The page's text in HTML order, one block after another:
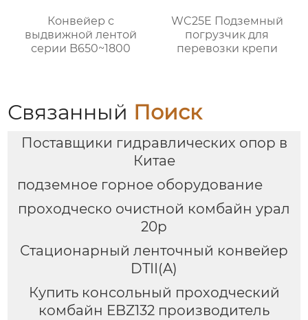
Конвейер с
выдвижной лентой
серии B650~1800
WC25E Подземный
погрузчик для
перевозки крепи
Связанный Поиск
Поставщики гидравлических опор в
Китае
подземное горное оборудование
проходческо очистной комбайн урал
20р
Стационарный ленточный конвейер
DTII(A)
Купить консольный проходческий
комбайн EBZ132 производитель